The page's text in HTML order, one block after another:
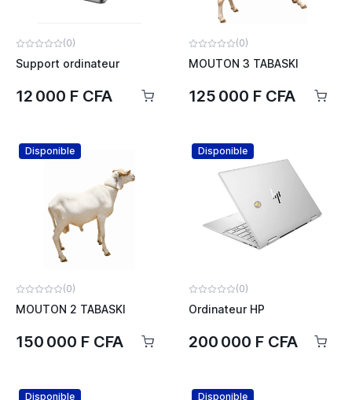
(0)
Support ordinateur
12 000 F CFA
(0)
MOUTON 3 TABASKI
125 000 F CFA
Disponible
(0)
MOUTON 2 TABASKI
150 000 F CFA
Disponible
(0)
Ordinateur HP
200 000 F CFA
Disponible Disponible